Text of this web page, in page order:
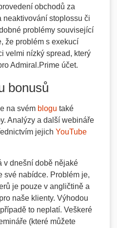
obchodů za
neaktivování stoplossu či
problémy související
že problém s exekucí
velmi nízký spread, který
Admiral.Prime účet.
bonusů
na svém blogu také
Analýzy a další webináře
jejich YouTube
v dnešní době nějaké
své nabídce. Problém je,
je pouze v angličtině a
naše klienty. Výhodou
to neplatí. Veškeré
(které můžete